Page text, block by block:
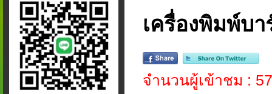
เครื่องพิมพ์บ
จำนวนผู้เข้าชม :